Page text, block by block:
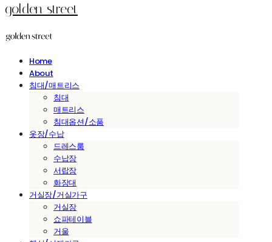
golden street
Home
About
침대/매트리스
침대
매트리스
침대옵션/소품
옷장/수납
드레스룸
수납장
서랍장
화장대
거실장/거실가구
거실장
쇼파테이블
거울